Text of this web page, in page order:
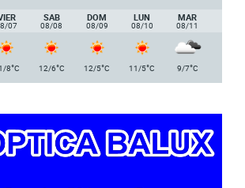
07
SAB
08/08
DOM
08/09
LUN
08/10
MAR
08/11
8°C 12/6°C 12/5°C 11/5°C 9/7°C